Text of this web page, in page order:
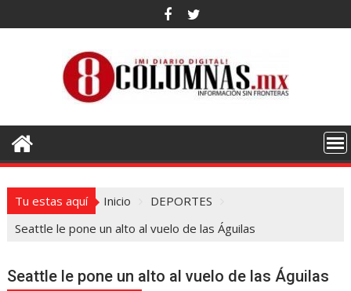
al
Tu estas aquí Inicio
DEPORTES
Seattle le pone un alto al vuelo de las Águilas
Seattle le pone un alto al vuelo de las Águilas